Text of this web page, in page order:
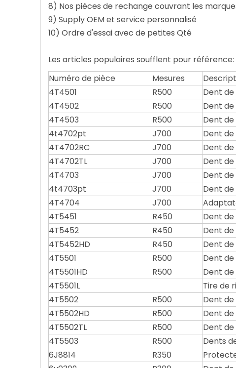
8) Nos pièces de rechange couvrant les
9) Supply OEM et service personnalisé
10) Ordre d'essai avec de petites Qté
Les articles populaires soufflent pour référence:
Numéro de pièce
Mesures
4T4501
R500 Dent
4T4502
R500 Dent
4T4503
R500 Dent
4t4702pt
J700 Dent
4T4702RC
J700 Dent
4T4702TL
J700 Dent
4T4703
J700 Dent
4t4703pt
J700 Dent
4T4704
J700
4T5451
R450 Dent
4T5452
R450 Dent
4T5452HD
R450 Dent
4T5501
R500 Dent
4T5501HD
R500 Dent
4T5501L
Tire de
4T5502
R500 Dent
4T5502HD
R500 Dent
4T5502TL
R500 Dent
4T5503
R500 Dents
6J8814
R350